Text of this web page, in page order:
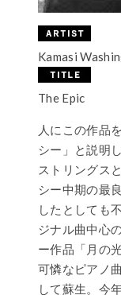
Kamasi
The Epic
人にこの作品
シー」と説明
ストリングス
シー中期の最
したとしても
ジナル曲中心
ー作品「月の
可憐なピアノ
して蘇生。今